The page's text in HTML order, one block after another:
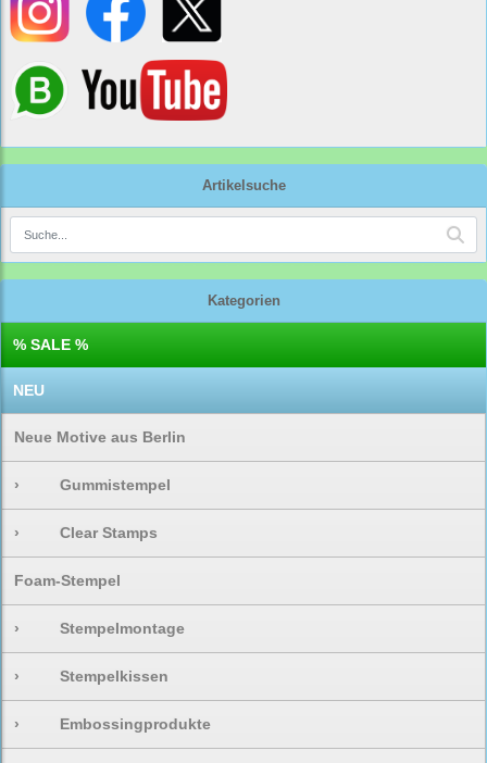
Artikelsuche
Kategorien
% SALE %
NEU
Neue Motive aus Berlin
› Gummistempel
› Clear Stamps
Foam-Stempel
› Stempelmontage
› Stempelkissen
› Embossingprodukte